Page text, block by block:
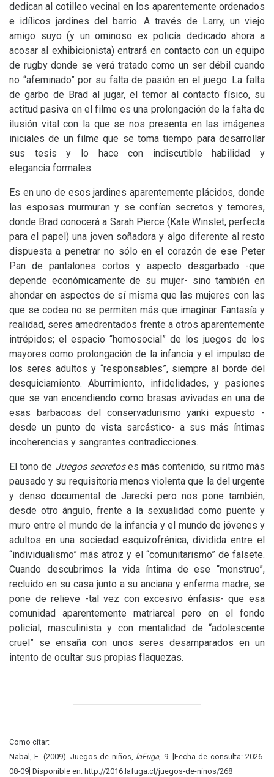
dedican al cotilleo vecinal en los aparentemente ordenados
e idílicos jardines del barrio. A través de Larry, un viejo
amigo suyo (y un ominoso ex policía dedicado ahora a
acosar al exhibicionista) entrará en contacto con un equipo
de rugby donde se verá tratado como un ser débil cuando
no “afeminado” por su falta de pasión en el juego. La falta
de garbo de Brad al jugar, el temor al contacto físico, su
actitud pasiva en el filme es una prolongación de la falta de
ilusión vital con la que se nos presenta en las imágenes
iniciales de un filme que se toma tiempo para desarrollar
sus tesis y lo hace con indiscutible habilidad y
elegancia formales.
Es en uno de esos jardines aparentemente plácidos, donde
las esposas murmuran y se confían secretos y temores,
donde Brad conocerá a Sarah Pierce (Kate Winslet, perfecta
para el papel) una joven soñadora y algo diferente al resto
dispuesta a penetrar no sólo en el corazón de ese Peter
Pan de pantalones cortos y aspecto desgarbado -que
depende económicamente de su mujer- sino también en
ahondar en aspectos de sí misma que las mujeres con las
que se codea no se permiten más que imaginar. Fantasía y
realidad, seres amedrentados frente a otros aparentemente
intrépidos; el espacio “homosocial” de los juegos de los
mayores como prolongación de la infancia y el impulso de
los seres adultos y “responsables”, siempre al borde del
desquiciamiento. Aburrimiento, infidelidades, y pasiones
que se van encendiendo como brasas avivadas en una de
esas barbacoas del conservadurismo yanki expuesto -
desde un punto de vista sarcástico- a sus más íntimas
incoherencias y sangrantes contradicciones.
El tono de Juegos secretoses más contenido, su ritmo más
pausado y su requisitoria menos violenta que la del urgente
y denso documental de Jarecki pero nos pone también,
desde otro ángulo, frente a la sexualidad como puente y
muro entre el mundo de la infancia y el mundo de jóvenes y
adultos en una sociedad esquizofrénica, dividida entre el
“individualismo” más atroz y el “comunitarismo” de falsete.
Cuando descubrimos la vida íntima de ese “monstruo”,
recluido en su casa junto a su anciana y enferma madre, se
pone de relieve -tal vez con excesivo énfasis- que esa
comunidad aparentemente matriarcal pero en el fondo
policial, masculinista y con mentalidad de “adolescente
cruel” se ensaña con unos seres desamparados en un
intento de ocultar sus propias flaquezas.
Como citar:
Nabal, E. (2009). Juegos de niños, laFuga, 9. [Fecha de consulta: 2026-
08-09] Disponible en: http://2016.lafuga.cl/juegos-de-ninos/268